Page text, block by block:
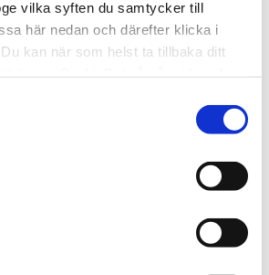
vilka syften du samtycker till
här nedan och därefter klicka i
Du kan när som helst ta tillbaka ditt
läsa om hur kakorna används och
inhämtar och behandlar
på elitnivå?
sker i samarbete med
och Svenska